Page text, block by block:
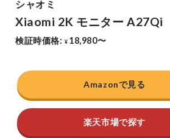
Amazonで見る
楽天市場で探す